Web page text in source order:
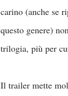
carino (anche se
questo genere)
trilogia, più per
Il trailer mette